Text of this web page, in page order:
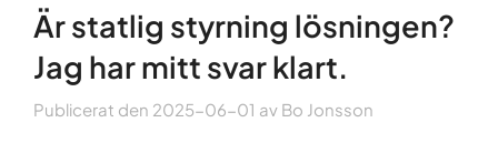
Är statlig styrning lösningen?
Jag har mitt svar klart.
Publicerat den 2025-06-01 av Bo Jonsson